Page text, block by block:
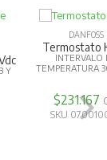
Y
DANFOSS
Termostato
INTERVALO
TEMPERATURA
$231.167
SKU